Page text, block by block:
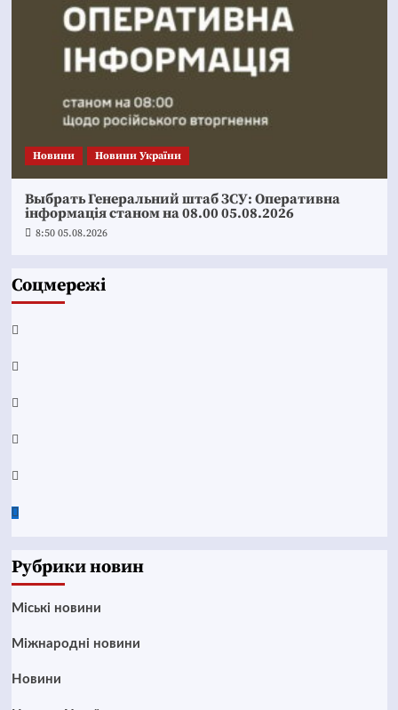
Новини Новини України
Выбрать Генеральний штаб ЗСУ: Оперативна
інформація станом на 08.00 05.08.2026
8:50 05.08.2026
Соцмережі
Facebook
YouTube
Telegram
Instagram
Twitter
Рубрики новин
Mіські новини
Міжнародні новини
Новини